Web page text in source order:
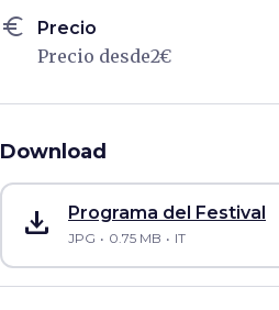
euro Precio
Precio desde2€
Download
save_alt Programa del Festival
JPG 0.75 MB IT